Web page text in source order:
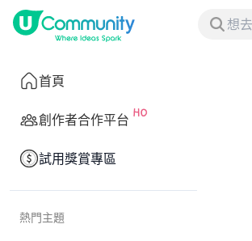
首頁
創作者合作平台
試用獎賞專區
熱門主題